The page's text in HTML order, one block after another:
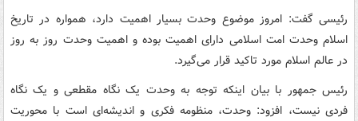
رئیسی گفت: امروز موضوع وحدت بسیار اهمیت دارد، همواره در تاریخ
اسلام وحدت امت اسلامی دارای اهمیت بوده و اهمیت وحدت روز به روز
در عالم اسلام مورد تاکید قرار می‌گیرد.
رئیس جمهور با بیان اینکه توجه به وحدت یک نگاه مقطعی و یک نگاه
فردی نیست، افزود: وحدت، منظومه فکری و اندیشه‌ای است با محوریت